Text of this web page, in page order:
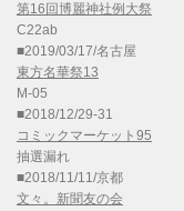
第16回博麗神社例大祭
C22ab
■2019/03/17/名古屋
東方名華祭13
M-05
■2018/12/29-31
コミックマーケット95
抽選漏れ
■2018/11/11/京都
文々。新聞友の会